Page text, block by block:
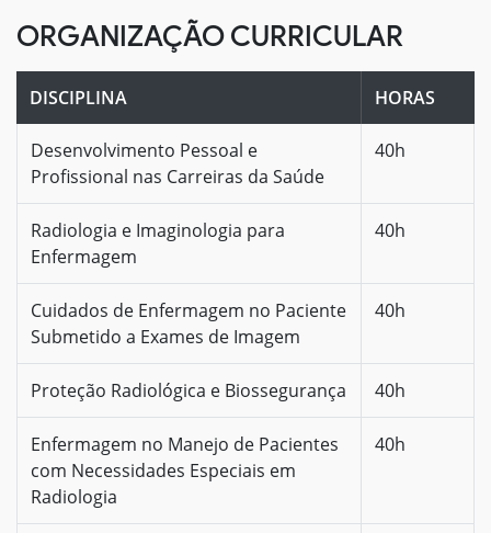
ORGANIZAÇÃO CURRICULAR
DISCIPLINA HORAS
Desenvolvimento Pessoal e
Profissional nas Carreiras da Saúde
40h
Radiologia e Imaginologia para
Enfermagem
40h
Cuidados de Enfermagem no Paciente
Submetido a Exames de Imagem
40h
Proteção Radiológica e Biossegurança 40h
Enfermagem no Manejo de Pacientes
com Necessidades Especiais em
Radiologia
40h